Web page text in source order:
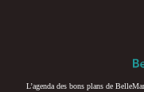
L’agenda des bons plans de